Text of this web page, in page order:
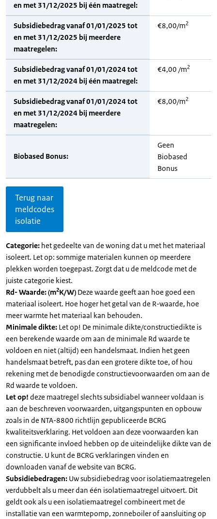
en met 31/12/2025 bij één maatregel:
Subsidiebedrag vanaf 01/01/2025 tot
en met 31/12/2025 bij meerdere
maatregelen:
€8,00/m2
Subsidiebedrag vanaf 01/01/2024 tot
en met 31/12/2024 bij één maatregel:
€4,00 /m2
Subsidiebedrag vanaf 01/01/2024 tot
en met 31/12/2024 bij meerdere
maatregelen:
€8,00/m2
Biobased Bonus:
Geen
Biobased
Bonus
Terug naar
meldcodes
isolatie
Categorie: het gedeelte van de woning dat u met het materiaal
isoleert. Let op: sommige materialen kunnen op meerdere
plekken worden toegepast. Zorgt dat u de meldcode met de
juiste categorie kiest.
Rd- Waarde: (m2K/W) Deze waarde geeft aan hoe goed een
materiaal isoleert. Hoe hoger het getal van de R-waarde, hoe
meer warmte het materiaal kan behouden.
Minimale dikte: Let op! De minimale dikte/constructiedikte is
een berekende waarde om aan de minimale Rd waarde te
voldoen en niet (altijd) een handelsmaat. Indien het geen
handelsmaat betreft, pas dan een grotere dikte toe, of hou
rekening met de benodigde constructievoorwaarden om aan de
Rd waarde te voldoen.
Let op! deze maatregel slechts subsidiabel wanneer voldaan is
aan de beschreven voorwaarden, uitgangspunten en opbouw
zoals in de NTA-8800 richtlijn gepubliceerde BCRG
kwaliteitsverklaring. Het voldoen aan deze voorwaarden kan
een significante invloed hebben op de uiteindelijke dikte van de
constructie. U kunt de BCRG verklaringen vinden en
downloaden vanaf de website van BCRG.
Subsidiebedragen: Uw subsidiebedrag voor isolatiemaatregelen
verdubbelt als u meer dan één isolatiemaatregel uitvoert. Dit
geldt ook als u een isolatiemaatregel combineert met de
installatie van een warmtepomp, zonneboiler of aansluiting op